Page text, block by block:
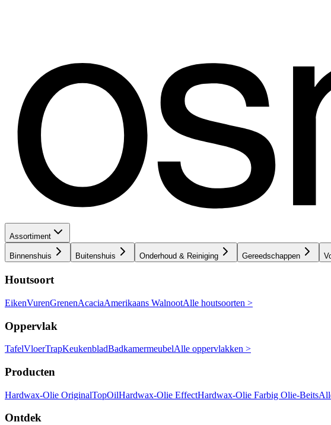
Assortiment
Binnenshuis Buitenshuis Onderhoud & Reiniging Gereedschappen
Houtsoort
EikenVurenGrenenAcaciaAmerikaans WalnootAlle houtsoorten >
Oppervlak
TafelVloerTrapKeukenbladBadkamermeubelAlle oppervlakken >
Producten
Hardwax-Olie OriginalTopOilHardwax-Olie EffectHardwax-Olie Farbig Olie-Beits
Ontdek